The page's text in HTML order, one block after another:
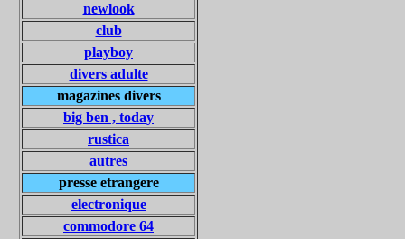
newlook
club
playboy
divers adulte
magazines divers
big ben , today
rustica
autres
presse etrangere
electronique
commodore 64